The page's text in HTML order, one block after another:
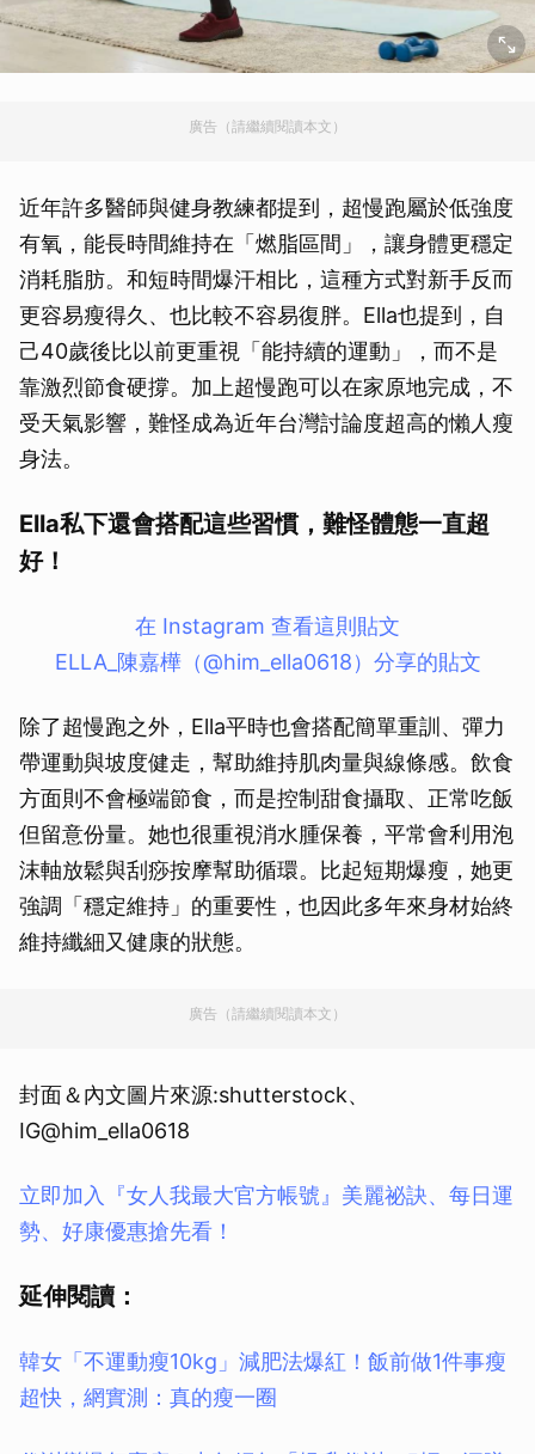
廣告（請繼續閱讀本文）
近年許多醫師與健身教練都提到，超慢跑屬於低強度
有氧，能長時間維持在「燃脂區間」，讓身體更穩定
消耗脂肪。和短時間爆汗相比，這種方式對新手反而
更容易瘦得久、也比較不容易復胖。Ella也提到，自
己40歲後比以前更重視「能持續的運動」，而不是
靠激烈節食硬撐。加上超慢跑可以在家原地完成，不
受天氣影響，難怪成為近年台灣討論度超高的懶人瘦
身法。
Ella私下還會搭配這些習慣，難怪體態一直超
好！
在 Instagram 查看這則貼文
ELLA_陳嘉樺（@him_ella0618）分享的貼文
除了超慢跑之外，Ella平時也會搭配簡單重訓、彈力
帶運動與坡度健走，幫助維持肌肉量與線條感。飲食
方面則不會極端節食，而是控制甜食攝取、正常吃飯
但留意份量。她也很重視消水腫保養，平常會利用泡
沫軸放鬆與刮痧按摩幫助循環。比起短期爆瘦，她更
強調「穩定維持」的重要性，也因此多年來身材始終
維持纖細又健康的狀態。
廣告（請繼續閱讀本文）
封面＆內文圖片來源:shutterstock、
IG@him_ella0618
立即加入『女人我最大官方帳號』美麗祕訣、每日運
勢、好康優惠搶先看！
延伸閱讀：
韓女「不運動瘦10kg」減肥法爆紅！飯前做1件事瘦
超快，網實測：真的瘦一圈